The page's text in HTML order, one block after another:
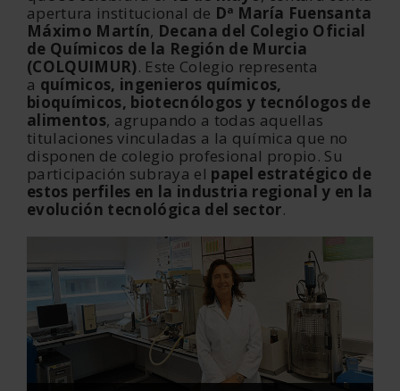
apertura institucional de Dª María Fuensanta
Máximo Martín, Decana del Colegio Oficial
de Químicos de la Región de Murcia
(COLQUIMUR). Este Colegio representa
a químicos, ingenieros químicos,
bioquímicos, biotecnólogos y tecnólogos de
alimentos, agrupando a todas aquellas
titulaciones vinculadas a la química que no
disponen de colegio profesional propio. Su
participación subraya el papel estratégico de
estos perfiles en la industria regional y en la
evolución tecnológica del sector.